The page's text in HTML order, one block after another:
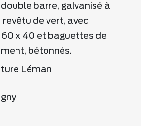
barre, galvanisé à
revêtu de vert, avec
x 40 et baguettes de
bétonnés.
Léman